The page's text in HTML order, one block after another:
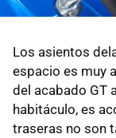
Los asientos
espacio es muy
del acabado GT
habitáculo, es
traseras no son